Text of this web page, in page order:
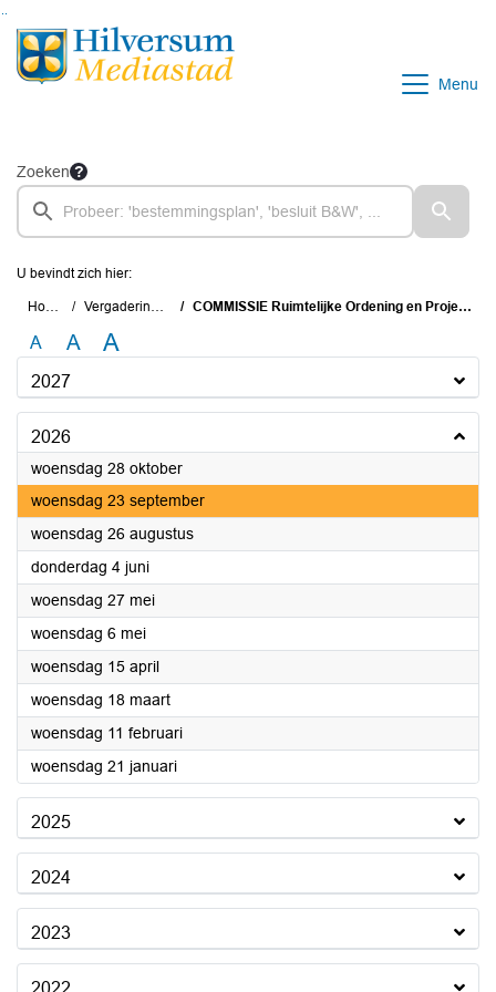
Ga naar de inhoud van deze pagina
Ga naar het zoeken
Menu
Zoeken
U bevindt zich hier:
Home Vergaderingen COMMISSIE Ruimtelijke Ordening en Projecten
A A A
2027
2026
woensdag 28 oktober2026
woensdag 23 september2026
woensdag 26 augustus2026
donderdag 4 juni2026
woensdag 27 mei2026
woensdag 6 mei2026
woensdag 15 april2026
woensdag 18 maart2026
woensdag 11 februari2026
woensdag 21 januari2026
2025
2024
2023
2022